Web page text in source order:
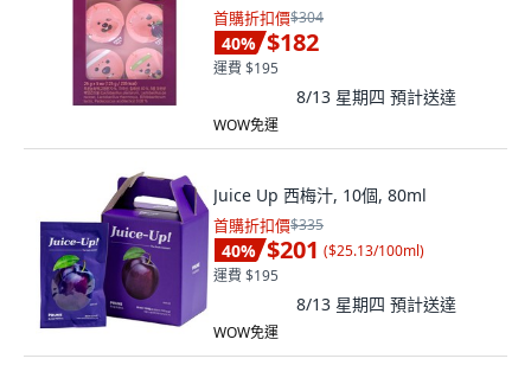
首購折扣價$304
40% $182
運費 $195
8/13 星期四 預計送達
WOW免運
Juice Up 西梅汁, 10個, 80ml
首購折扣價$335
40% $201 ($25.13/100ml)
運費 $195
8/13 星期四 預計送達
WOW免運